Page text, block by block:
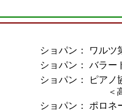
ショパン：
ワルツ
ショパン：
バラー
ショパン：
ピアノ
＜
ショパン：
ポロネ